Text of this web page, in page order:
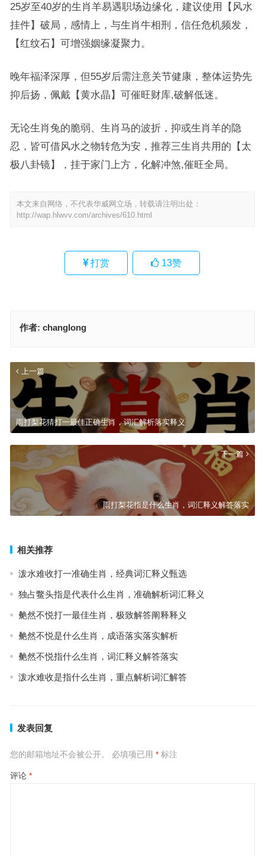
25岁至40岁的生肖羊易遇职场边缘化，建议使用【风水
挂件】破局，感情上，与生肖牛相刑，信任危机频发，
【红纹石】可增强姻缘凝聚力。
晚年福泽深厚，但55岁后需注意关节健康，整体运势先
抑后扬，佩戴【黄水晶】可催旺财库,破解低迷。
无论生肖兔的脆弱、生肖马的波折，抑或生肖羊的隐
忍，皆可借风水之物转危为安，推荐三生肖共用的【太
极八卦镜】，挂于家门上方，化解冲煞,催旺全局。
本文来自网络，不代表华威网立场，转载请注明出处：
http://wap.hlwvv.com/archives/610.html
打赏 13赞
作者: changlong
上一篇
雨打梨花猜打一最佳正确生肖，词汇解析落实释义
下一篇
雨打梨花指是什么生肖，词汇释义解答落实
相关推荐
泼水难收打一准确生肖，经典词汇释义甄选
独占鳖头指是代表什么生肖，准确解析词汇释义
艴然不悦打一最佳生肖，极致解答阐释释义
艴然不悦是什么生肖，成语落实落实解析
艴然不悦指什么生肖，词汇释义解答落实
泼水难收是指什么生肖，重点解析词汇解答
发表回复
您的邮箱地址不会被公开。 必填项已用 *标注
评论 *